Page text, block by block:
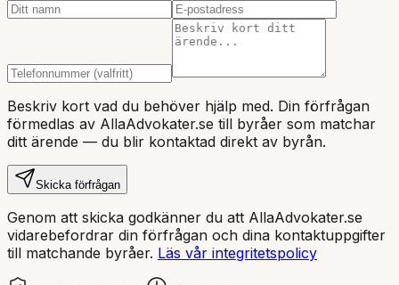
Beskriv kort vad du behöver hjälp med. Din förfrågan
förmedlas av AllaAdvokater.se till byråer som matchar
ditt ärende — du blir kontaktad direkt av byrån.
Skicka förfrågan
Genom att skicka godkänner du att AllaAdvokater.se
vidarebefordrar din förfrågan och dina kontaktuppgifter
till matchande byråer. Läs vår integritetspolicy